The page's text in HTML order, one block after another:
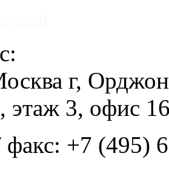
г,
этаж 3, офис
+7 (495)